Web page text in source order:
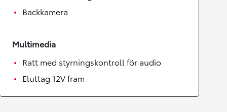
Backkamera
Multimedia
Ratt med styrningskontroll för audio
Eluttag 12V fram